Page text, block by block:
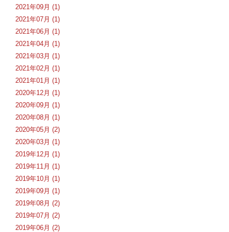
2021年09月 (1)
2021年07月 (1)
2021年06月 (1)
2021年04月 (1)
2021年03月 (1)
2021年02月 (1)
2021年01月 (1)
2020年12月 (1)
2020年09月 (1)
2020年08月 (1)
2020年05月 (2)
2020年03月 (1)
2019年12月 (1)
2019年11月 (1)
2019年10月 (1)
2019年09月 (1)
2019年08月 (2)
2019年07月 (2)
2019年06月 (2)